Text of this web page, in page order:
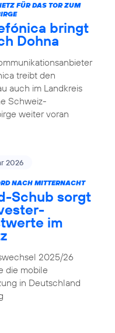
FÜR DAS TOR ZUM
bringt
Dohna
treibt den
auch im Landkreis
Schweiz-
weiter voran
2026
NACH MITTERNACHT
Schub sorgt
im
2025/26
die mobile
in Deutschland